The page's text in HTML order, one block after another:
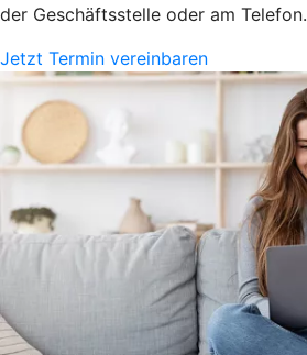
der Geschäftsstelle oder am Telefon.
Jetzt Termin vereinbaren